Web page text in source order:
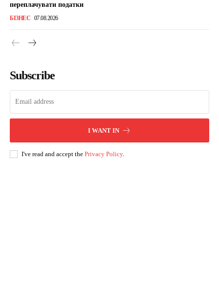
переплачувати податки
БІЗНЕС 07.08.2026
Subscribe
I WANT IN
I've read and accept the Privacy Policy.